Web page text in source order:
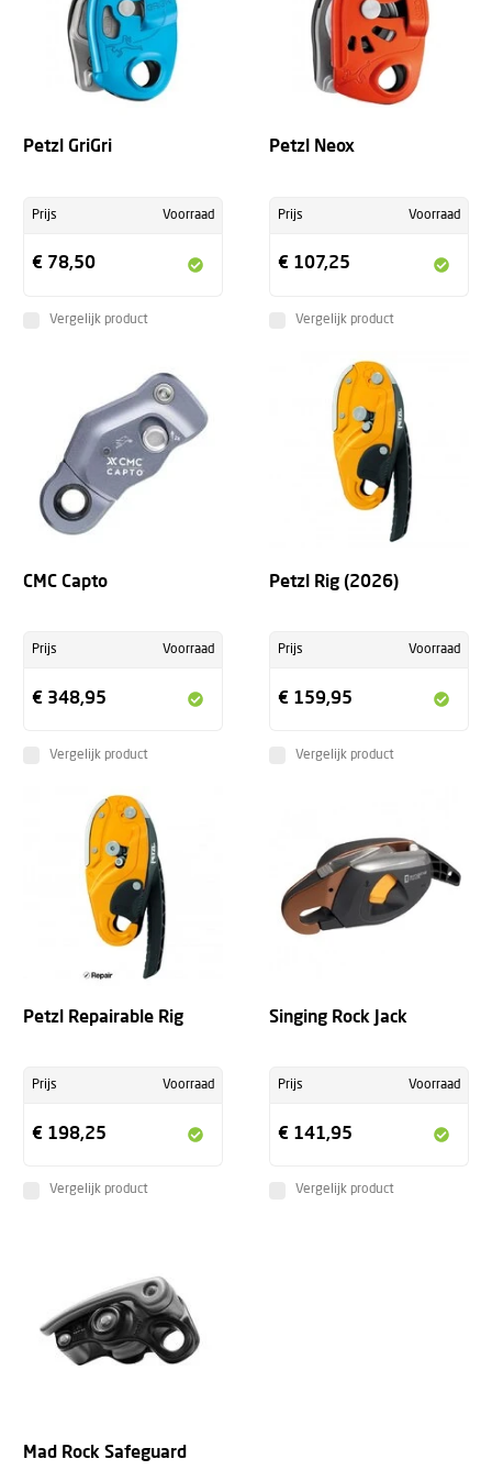
Petzl GriGri
Prijs Voorraad
€ 78,50
Vergelijk product
Petzl Neox
Prijs Voorraad
€ 107,25
Vergelijk product
CMC Capto
Prijs Voorraad
€ 348,95
Vergelijk product
Petzl Rig (2026)
Prijs Voorraad
€ 159,95
Vergelijk product
Petzl Repairable Rig
Prijs Voorraad
€ 198,25
Vergelijk product
Singing Rock Jack
Prijs Voorraad
€ 141,95
Vergelijk product
Mad Rock Safeguard